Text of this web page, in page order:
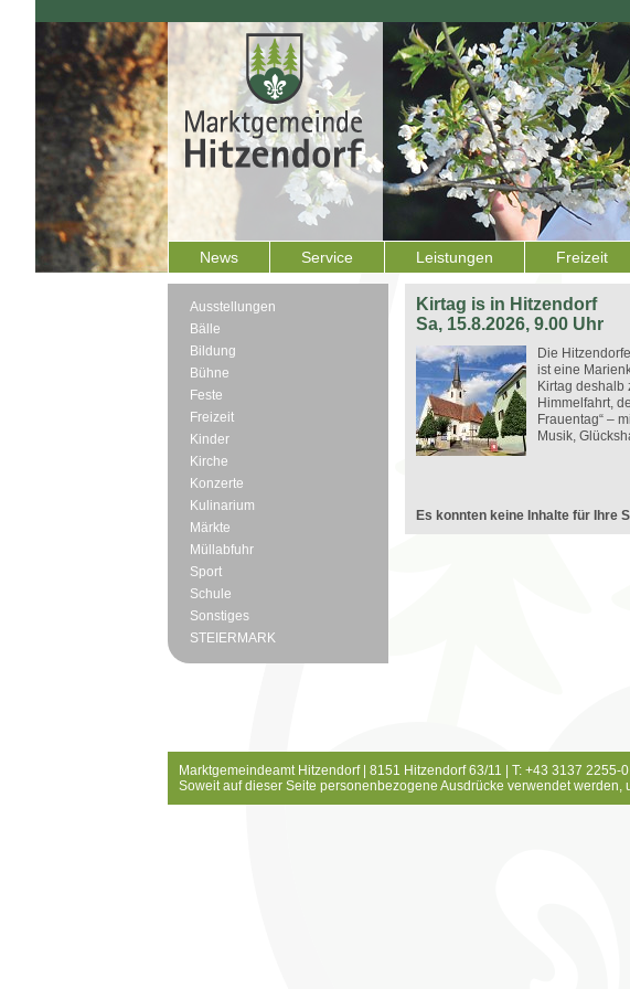
News Service Leistungen Freizeit
Ausstellungen
Bälle
Bildung
Bühne
Feste
Freizeit
Kinder
Kirche
Konzerte
Kulinarium
Märkte
Müllabfuhr
Sport
Schule
Sonstiges
STEIERMARK
Kirtag is in Hitzendorf
Sa, 15.8.2026, 9.00 Uhr
Die
ist eine
Kirtag deshalb
Himmelfahrt,
Frauentag“ –
Musik,
Es konnten keine Inhalte für Ihre
Marktgemeindeamt Hitzendorf | 8151 Hitzendorf 63/11 | T: +43 3137 2255-
Soweit auf dieser Seite personenbezogene Ausdrücke verwendet